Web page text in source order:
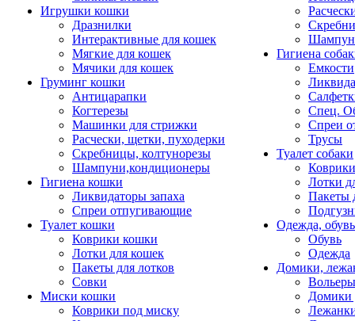
Игрушки кошки
Дразнилки
Интерактивные для кошек
Мягкие для кошек
Мячики для кошек
Груминг кошки
Антицарапки
Когтерезы
Машинки для стрижки
Расчески, щетки, пуходерки
Скребницы, колтунорезы
Шампуни,кондиционеры
Гигиена кошки
Ликвидаторы запаха
Спреи отпугивающие
Туалет кошки
Коврики кошки
Лотки для кошек
Пакеты для лотков
Совки
Миски кошки
Коврики под миску
Гигиена
Емкости
Спец.
Спреи
Трусы
Туалет собаки
Коврики
Лотки
Пакеты
Одежда, обувь
Обувь
Одежда
Домики,
Домики